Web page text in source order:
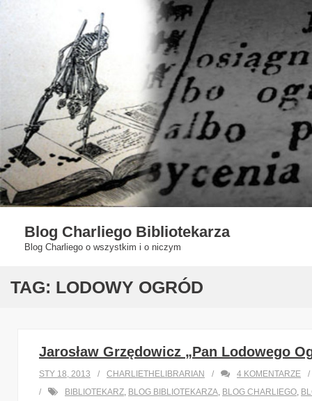
Blog Charliego Bibliotekarza
Blog Charliego o wszystkim i o niczym
TAG: LODOWY OGRÓD
Jarosław Grzędowicz „Pan Lodowego
STY 18, 2013 CHARLIETHELIBRARIAN 4 KOMENTARZE
BIBLIOTEKARZ, BLOG BIBLIOTEKARZA, BLOG CHARLIEGO,